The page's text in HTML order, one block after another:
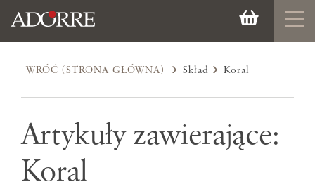
WRÓĆ (STRONA GŁÓWNA) Skład Koral
Artykuły zawierające:
Koral